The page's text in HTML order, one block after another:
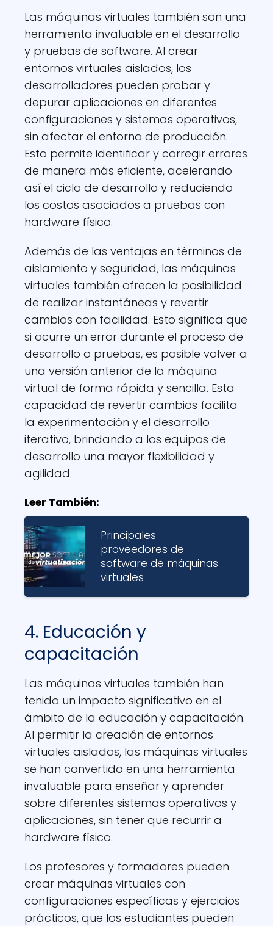
Las máquinas virtuales también son una
herramienta invaluable en el desarrollo
y pruebas de software. Al crear
entornos virtuales aislados, los
desarrolladores pueden probar y
depurar aplicaciones en diferentes
configuraciones y sistemas operativos,
sin afectar el entorno de producción.
Esto permite identificar y corregir errores
de manera más eficiente, acelerando
así el ciclo de desarrollo y reduciendo
los costos asociados a pruebas con
hardware físico.
Además de las ventajas en términos de
aislamiento y seguridad, las máquinas
virtuales también ofrecen la posibilidad
de realizar instantáneas y revertir
cambios con facilidad. Esto significa que
si ocurre un error durante el proceso de
desarrollo o pruebas, es posible volver a
una versión anterior de la máquina
virtual de forma rápida y sencilla. Esta
capacidad de revertir cambios facilita
la experimentación y el desarrollo
iterativo, brindando a los equipos de
desarrollo una mayor flexibilidad y
agilidad.
Leer También:
Principales
proveedores de
software de máquinas
virtuales
4. Educación y
capacitación
Las máquinas virtuales también han
tenido un impacto significativo en el
ámbito de la educación y capacitación.
Al permitir la creación de entornos
virtuales aislados, las máquinas virtuales
se han convertido en una herramienta
invaluable para enseñar y aprender
sobre diferentes sistemas operativos y
aplicaciones, sin tener que recurrir a
hardware físico.
Los profesores y formadores pueden
crear máquinas virtuales con
configuraciones específicas y ejercicios
prácticos, que los estudiantes pueden